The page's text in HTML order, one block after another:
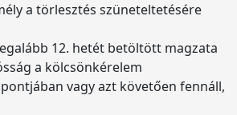
a törlesztés szüneteltetésére
12. hetét betöltött magzata
a kölcsönkérelem
vagy azt követően fennáll,